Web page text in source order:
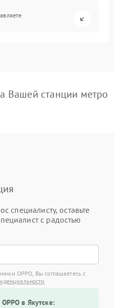
Вашей станции метро
специалисту, оставьте
с радостью
OPPO, Вы соглашаетесь с
в Якутске: